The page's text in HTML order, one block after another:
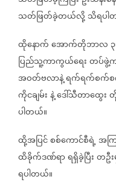
သတ်ဖြတ်ခဲ့တယ်လို့သိရပါ
ထိုနောက်အောက်တိုဘာလ
ပြည်သူ့ကာကွယ်ရေးတပ်ဖွဲ့
အဝတ်ဗလာနဲ့ရက်ရက်စက်
ကိုငချမ်းနဲ့ဒေါ်သီတာထွေး
ပါတယ်။
ထို့အပြင်စစ်ကောင်စီရဲ့အက
ထိခိုက်ဒဏ်ရာရရှိခဲ့ပြီးတဦး
ရပါတယ်။